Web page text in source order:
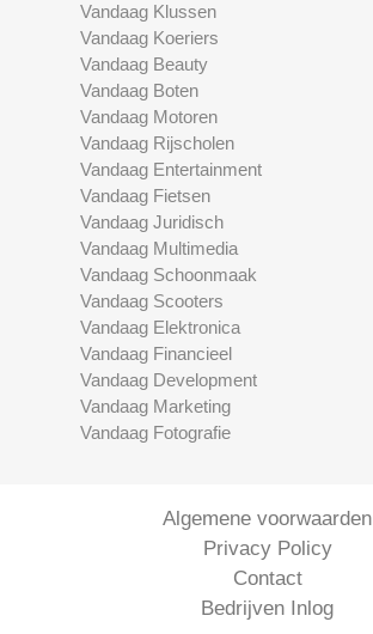
Vandaag Klussen
Vandaag Koeriers
Vandaag Beauty
Vandaag Boten
Vandaag Motoren
Vandaag Rijscholen
Vandaag Entertainment
Vandaag Fietsen
Vandaag Juridisch
Vandaag Multimedia
Vandaag Schoonmaak
Vandaag Scooters
Vandaag Elektronica
Vandaag Financieel
Vandaag Development
Vandaag Marketing
Vandaag Fotografie
Algemene voorwaarden
Privacy Policy
Contact
Bedrijven Inlog